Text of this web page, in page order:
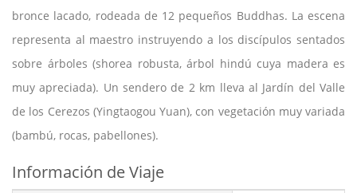
bronce lacado, rodeada de 12 pequeños Buddhas. La escena
representa al maestro instruyendo a los discípulos sentados
sobre árboles (shorea robusta, árbol hindú cuya madera es
muy apreciada). Un sendero de 2 km lleva al Jardín del Valle
de los Cerezos (Yingtaogou Yuan), con vegetación muy variada
(bambú, rocas, pabellones).
Información de Viaje